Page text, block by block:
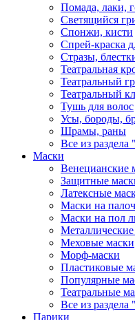
Помада, лаки,
Светящийся
Спонжи, кисти
Спрей-краска
Стразы,
Театральная
Театральный
Театральный
Тушь для волос
Усы, бороды,
Шрамы, раны
Все из
Маски
Венецианские
Защитные
Латексные
Маски на
Маски на пол
Меховые маски
Морф-маски
Пластиковые
Популярные
Театральные
Все из
Парики